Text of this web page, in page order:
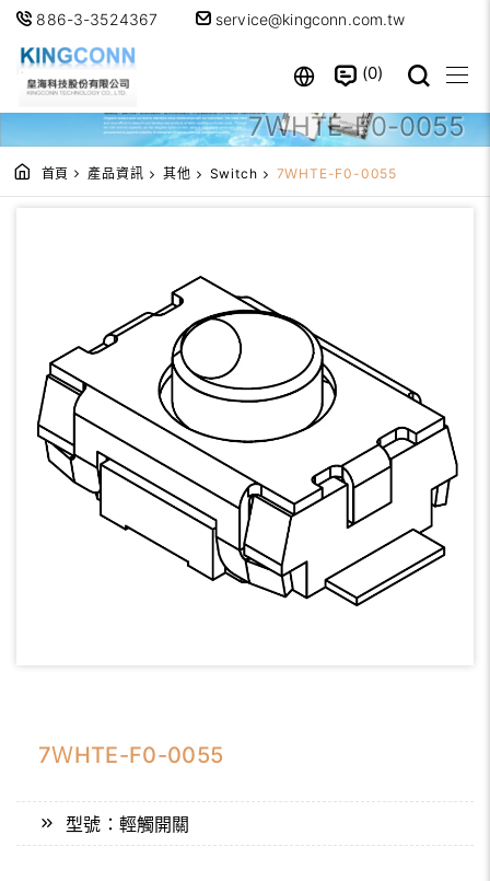
886-3-3524367 service@kingconn.com.tw
0
7ＷHTE-F0-0055
首頁 產品資訊 其他 Switch 7ＷHTE-F0-0055
7ＷHTE-F0-0055
型號：輕觸開關